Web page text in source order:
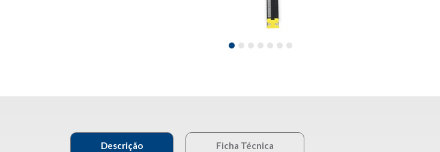
Descrição Ficha Técnica